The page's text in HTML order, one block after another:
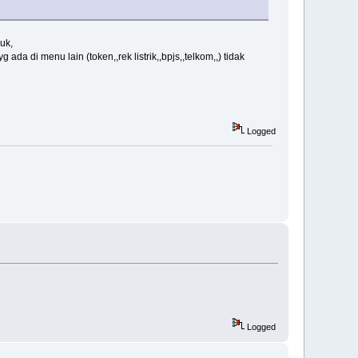
ada di menu lain (token,,rek listrik,,bpjs,,telkom,,) tidak
Logged
Logged